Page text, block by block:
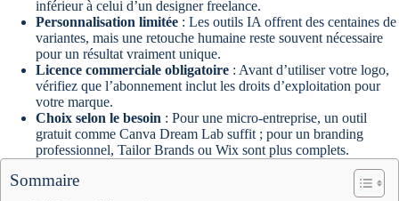
inférieur à celui d’un designer freelance.
Personnalisation limitée : Les outils IA offrent des centaines de
variantes, mais une retouche humaine reste souvent nécessaire
pour un résultat vraiment unique.
Licence commerciale obligatoire : Avant d’utiliser votre logo,
vérifiez que l’abonnement inclut les droits d’exploitation pour
votre marque.
Choix selon le besoin : Pour une micro-entreprise, un outil
gratuit comme Canva Dream Lab suffit ; pour un branding
professionnel, Tailor Brands ou Wix sont plus complets.
Sommaire